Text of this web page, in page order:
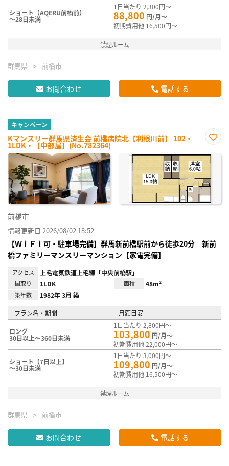
ショート【AQERU前橋前】
～28日未満
1日当たり 2,300円～
88,800 円/月～
初期費用他 16,500円～
禁煙ルーム
群馬県 前橋市
お問合わせ 電話する
キャンペーン
Kマンスリー群馬県済生会 前橋病院北【利根川前】 102・
1LDK・【中部屋】(No.782364)
に入
り登
録
前橋市
情報更新日 2026/08/02 18:52
【ＷｉＦｉ可・駐車場完備】群馬新前橋駅前から徒歩20分 新前
橋ファミリーマンスリーマンション【家電完備】
アクセス 上毛電気鉄道上毛線「中央前橋駅」
間取り 1LDK 面積 48m²
築年数 1982年 3月 築
プラン名・期間 月額目安
ロング
30日以上～360日未満
1日当たり 2,800円～
103,800 円/月～
初期費用他 22,000円～
ショート【7日以上】
～30日未満
1日当たり 3,000円～
109,800 円/月～
初期費用他 16,500円～
禁煙ルーム
群馬県 前橋市
お問合わせ 電話する